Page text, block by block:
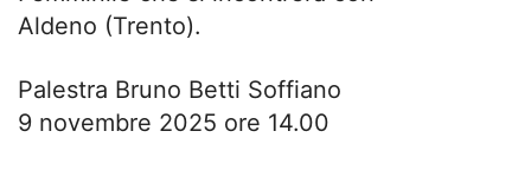
Aldeno (Trento).
Palestra Bruno Betti Soffiano
9 novembre 2025 ore 14.00